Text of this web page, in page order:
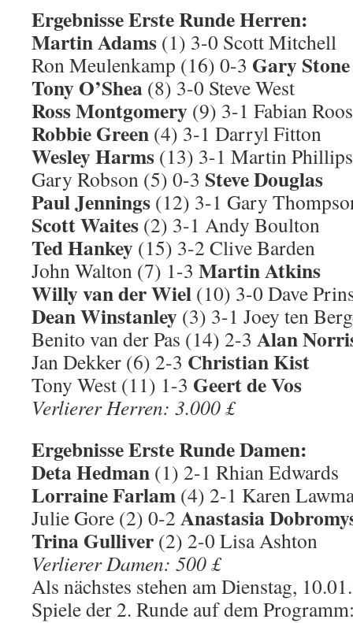
Ergebnisse Erste Runde Herren:
Martin Adams (1) 3-0 Scott Mitchell
Ron Meulenkamp (16) 0-3 Gary Stone
Tony O’Shea (8) 3-0 Steve West
Ross Montgomery (9) 3-1 Fabian
Robbie Green (4) 3-1 Darryl Fitton
Wesley Harms (13) 3-1 Martin Phillips
Gary Robson (5) 0-3 Steve Douglas
Paul Jennings (12) 3-1 Gary
Scott Waites (2) 3-1 Andy Boulton
Ted Hankey (15) 3-2 Clive Barden
John Walton (7) 1-3 Martin Atkins
Willy van der Wiel (10) 3-0 Dave
Dean Winstanley (3) 3-1 Joey ten
Benito van der Pas (14) 2-3 Alan
Jan Dekker (6) 2-3 Christian Kist
Tony West (11) 1-3 Geert de Vos
Verlierer Herren: 3.000 £
Ergebnisse Erste Runde Damen:
Deta Hedman (1) 2-1 Rhian Edwards
Lorraine Farlam (4) 2-1 Karen
Julie Gore (2) 0-2 Anastasia
Trina Gulliver (2) 2-0 Lisa Ashton
Verlierer Damen: 500 £
Als nächstes stehen am Dienstag,
Spiele der 2. Runde auf dem